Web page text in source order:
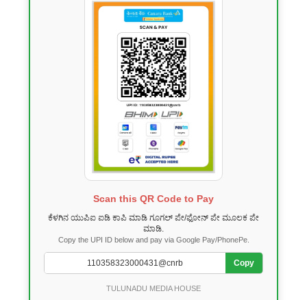
Scan this QR Code to Pay
ಕೆಳಗಿನ ಯುಪಿಐ ಐಡಿ ಕಾಪಿ ಮಾಡಿ ಗೂಗಲ್ ಪೇ/ಫೋನ್ ಪೇ ಮೂಲಕ ಪೇ
ಮಾಡಿ.
Copy the UPI ID below and pay via Google Pay/PhonePe.
Copy
TULUNADU MEDIA HOUSE